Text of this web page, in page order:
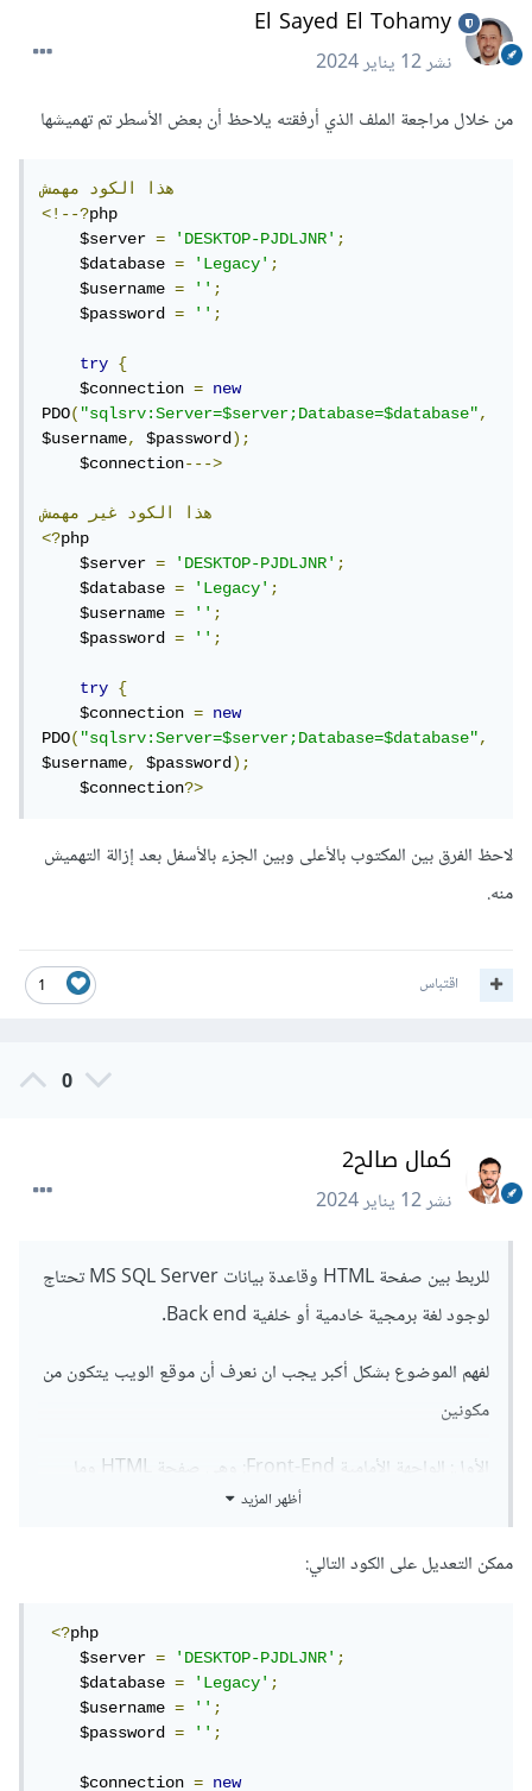
El Sayed El Tohamy
نشر12 يناير 2024
من خلال مراجعة الملف الذي أرفقته يلاحظ أن بعض الأسطر تم تهميشها
هذا الكود
مهمش
<!--?php
    $server
= 'DESKTOP-PJDLJNR';
    $database
= 'Legacy';
    $username
= '';
    $password
= '';
try
{
    $connection
=
new
PDO("sqlsrv:Server=$server;Database=$database",
$username, $password);
    $connection
--->
هذا الكود غير
مهمش
<?php
    $server
= 'DESKTOP-PJDLJNR';
    $database
= 'Legacy';
    $username
= '';
    $password
= '';
try
{
    $connection
=
new
PDO("sqlsrv:Server=$server;Database=$database",
$username, $password);
    $connection
?>
لاحظ الفرق بين المكتوب بالأعلى وبين الجزء بالأسفل بعد إزالة التهميش
منه.
1 اقتباس
0
كمال صالح2
نشر12 يناير 2024
للربط بين صفحة HTML وقاعدة بيانات MS SQL Server تحتاج
لوجود لغة برمجية خادمية أو خلفية Back end.
لفهم الموضوع بشكل أكبر يجب ان نعرف أن موقع الويب يتكون من
مكونين
الأول: الواجهة الأمامية Front-End: وهي صفحة HTML وما
برمجة عالية المستوى مثل PHP, ASP.NET, Node.JS ويتم
تخزينها على الخادم وتنفيذها لما يتم طلبها.
مثال شهير: محرك البحث جوجل يتكون من واجهتين الأولى هى
الواجهة الأمامية التي نراها (صفحة الجوجل)، والثانية هي شيفرات
أظهر المزيد
ممكن التعديل على الكود التالي:
<?php
    $server
= 'DESKTOP-PJDLJNR';
    $database
= 'Legacy';
    $username
= '';
    $password
= '';
    $connection
= new